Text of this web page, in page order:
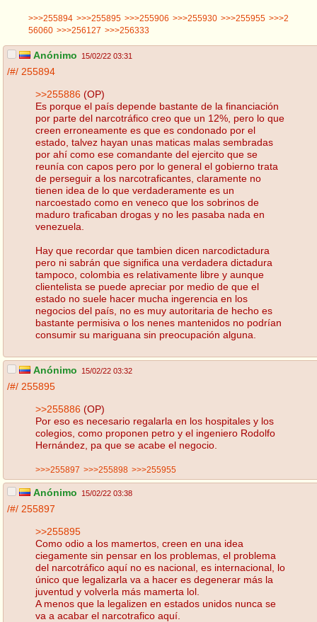
>>>255894 >>>255895 >>>255906 >>>255930 >>>255955 >>>2
56060 >>>256127 >>>256333
Anónimo 15/02/22 03:31
/#/ 255894
>>255886 (OP)
Es porque el país depende bastante de la financiación
por parte del narcotráfico creo que un 12%, pero lo que
creen erroneamente es que es condonado por el
estado, talvez hayan unas maticas malas sembradas
por ahí como ese comandante del ejercito que se
reunía con capos pero por lo general el gobierno trata
de perseguir a los narcotraficantes, claramente no
tienen idea de lo que verdaderamente es un
narcoestado como en veneco que los sobrinos de
maduro traficaban drogas y no les pasaba nada en
venezuela.
Hay que recordar que tambien dicen narcodictadura
pero ni sabrán que significa una verdadera dictadura
tampoco, colombia es relativamente libre y aunque
clientelista se puede apreciar por medio de que el
estado no suele hacer mucha ingerencia en los
negocios del país, no es muy autoritaria de hecho es
bastante permisiva o los nenes mantenidos no podrían
consumir su mariguana sin preocupación alguna.
Anónimo 15/02/22 03:32
/#/ 255895
>>255886 (OP)
Por eso es necesario regalarla en los hospitales y los
colegios, como proponen petro y el ingeniero Rodolfo
Hernández, pa que se acabe el negocio.
>>>255897 >>>255898 >>>255955
Anónimo 15/02/22 03:38
/#/ 255897
>>255895
Como odio a los mamertos, creen en una idea
ciegamente sin pensar en los problemas, el problema
del narcotráfico aquí no es nacional, es internacional, lo
único que legalizarla va a hacer es degenerar más la
juventud y volverla más mamerta lol.
A menos que la legalizen en estados unidos nunca se
va a acabar el narcotrafico aquí.